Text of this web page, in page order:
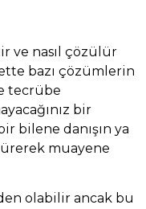
ve nasıl çözülür
bazı çözümlerin
tecrübe
bir
bilene danışın ya
muayene
olabilir ancak bu